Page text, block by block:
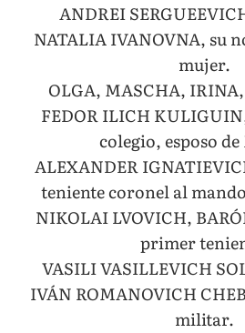
ANDREI
NATALIA IVANOVNA, su
mujer.
OLGA, MASCHA,
FEDOR ILICH
colegio, esposo
ALEXANDER
teniente coronel al
NIKOLAI LVOVICH,
primer
VASILI VASILLEVICH
IVÁN ROMANOVICH
militar.